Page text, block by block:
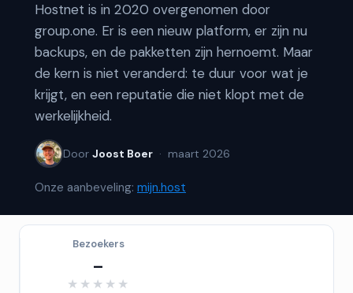
Hostnet is in 2020 overgenomen door
group.one. Er is een nieuw platform, er zijn nu
backups, en de pakketten zijn hernoemt. Maar
de kern is niet veranderd: te duur voor wat je
krijgt, en een reputatie die niet klopt met de
werkelijkheid.
Door Joost Boer · maart 2026
Onze aanbeveling: mijn.host
Bezoekers
–
★★★★★
★★★★★